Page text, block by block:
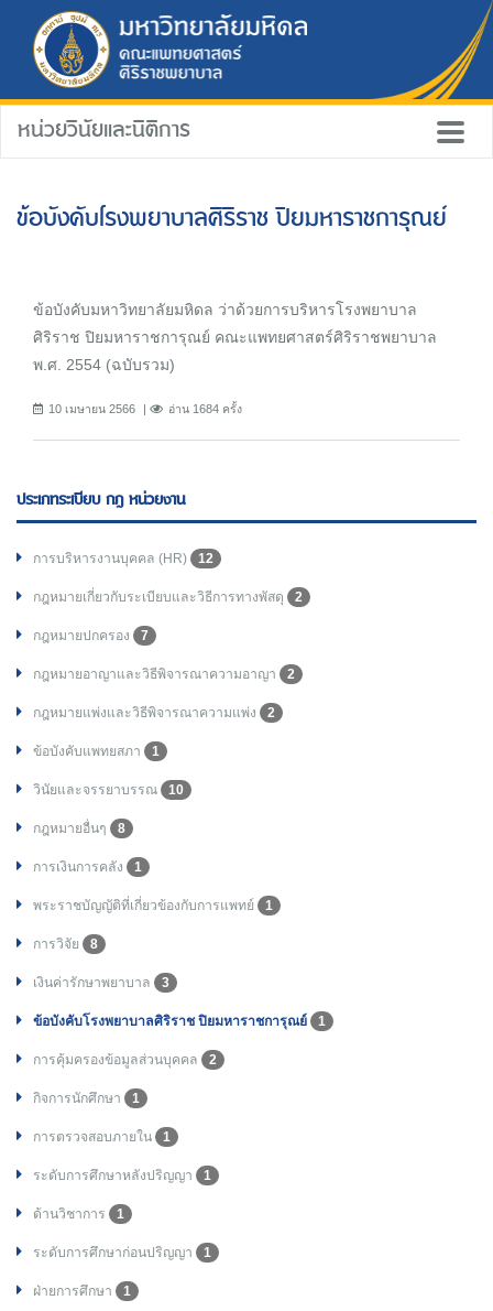
หน่วยวินัยและนิติการ
ข้อบังคับโรงพยาบาลศิริราช ปิยมหาราชการุณย์
ข้อบังคับมหาวิทยาลัยมหิดล ว่าด้วยการบริหารโรงพยาบาล
ศิริราช ปิยมหาราชการุณย์ คณะแพทยศาสตร์ศิริราชพยาบาล
พ.ศ. 2554 (ฉบับรวม)
10 เมษายน 2566 อ่าน 1684 ครั้ง
ประเภทระเบียบ กฎ หน่วยงาน
การบริหารงานบุคคล (HR) 12
กฎหมายเกี่ยวกับระเบียบและวิธีการทางพัสดุ 2
กฎหมายปกครอง 7
กฎหมายอาญาและวิธีพิจารณาความอาญา 2
กฎหมายแพ่งและวิธีพิจารณาความแพ่ง 2
ข้อบังคับแพทยสภา 1
วินัยและจรรยาบรรณ 10
กฎหมายอื่นๆ 8
การเงินการคลัง 1
พระราชบัญญัติที่เกี่ยวข้องกับการแพทย์ 1
การวิจัย 8
เงินค่ารักษาพยาบาล 3
ข้อบังคับโรงพยาบาลศิริราช ปิยมหาราชการุณย์ 1
การคุ้มครองข้อมูลส่วนบุคคล 2
กิจการนักศึกษา 1
การตรวจสอบภายใน 1
ระดับการศึกษาหลังปริญญา 1
ด้านวิชาการ 1
ระดับการศึกษาก่อนปริญญา 1
ฝ่ายการศึกษา 1